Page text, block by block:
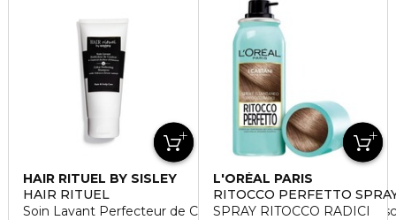
HAIR RITUEL BY SISLEY
HAIR RITUEL
Soin Lavant Perfecteur de Couleur à l'extrait de fleur
L'ORÉAL PARIS
RITOCCO PERFETTO
SPRAY RITOCCO RADICI